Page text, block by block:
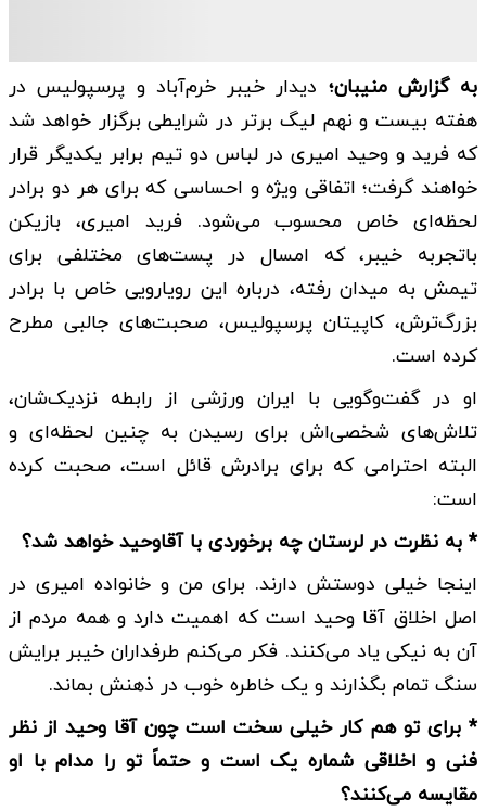
به گزارش منیبان؛ دیدار خیبر خرم‌آباد و پرسپولیس در
هفته بیست و نهم لیگ برتر در شرایطی برگزار خواهد شد
که فرید و وحید امیری در لباس دو تیم برابر یکدیگر قرار
خواهند گرفت؛ اتفاقی ویژه و احساسی که برای هر دو برادر
لحظه‌ای خاص محسوب می‌شود. فرید امیری، بازیکن
باتجربه خیبر، که امسال در پست‌های مختلفی برای
تیمش به میدان رفته، درباره این رویارویی خاص با برادر
بزرگ‌ترش، کاپیتان پرسپولیس، صحبت‌های جالبی مطرح
کرده است.
او در گفت‌وگویی با ایران ورزشی از رابطه نزدیک‌شان،
تلاش‌های شخصی‌اش برای رسیدن به چنین لحظه‌ای و
البته احترامی که برای برادرش قائل است، صحبت کرده
است:
* به نظرت در لرستان چه برخوردی با آقاوحید خواهد شد؟
اینجا خیلی دوستش دارند. برای من و خانواده امیری در
اصل اخلاق آقا وحید است که اهمیت دارد و همه مردم از
آن به نیکی یاد می‌کنند. فکر می‌کنم طرفداران خیبر برایش
سنگ تمام بگذارند و یک خاطره خوب در ذهنش بماند.
* برای تو هم کار خیلی سخت است چون آقا وحید از نظر
فنی و اخلاقی شماره یک است و حتماً تو را مدام با او
مقایسه می‌کنند؟